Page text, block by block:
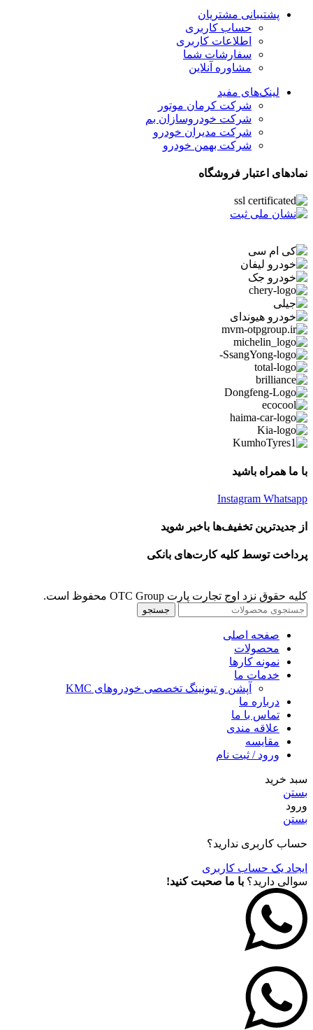
پشتیبانی مشتریان
حساب کاربری
اطلاعات کاربری
سفارشات شما
مشاوره آنلاین
لینک‌های مفید
شرکت کرمان موتور
شرکت خودروسازان بم
شرکت مدیران خودرو
شرکت بهمن خودرو
نمادهای اعتبار فروشگاه
با ما همراه باشید
Instagram Whatsapp
از جدیدترین تخفیف‌ها باخبر شوید
پرداخت توسط کلیه کارت‌های بانکی
کلیه حقوق نزد اوج تجارت پارت OTC Group محفوظ است.
جستجو
صفحه اصلی
محصولات
نمونه کارها
خدمات ما
آپشن و تیونینگ تخصصی خودروهای KMC
درباره ما
تماس با ما
علاقه مندی
مقايسه
ورود / ثبت نام
سبد خرید
بستن
ورود
بستن
حساب کاربری ندارید؟
ایجاد یک حساب کاربری
سوالی دارید؟ با ما صحبت کنید!